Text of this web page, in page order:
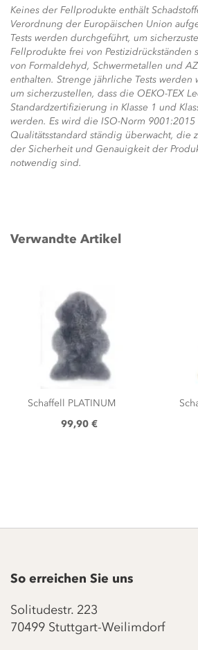
Keines der Fellprodukte enthält
Verordnung der Europäischen Union
Tests werden durchgeführt, um
Fellprodukte frei von Pestizidrückständen
von Formaldehyd, Schwermetallen und
enthalten. Strenge jährliche Tests werden
um sicherzustellen, dass die OEKO-TEX
Standardzertifizierung in Klasse 1 und
werden. Es wird die ISO-Norm 9001:2015
Qualitätsstandard ständig überwacht, die
der Sicherheit und Genauigkeit der
notwendig sind.
Verwandte Artikel
Schaffell PLATINUM
99,90 €
So erreichen Sie uns
Solitudestr. 223
70499 Stuttgart-Weilimdorf